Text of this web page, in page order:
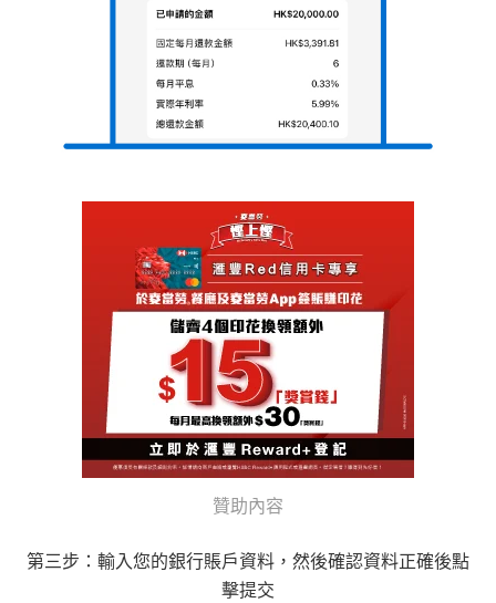
贊助內容
第三步：輸入您的銀行賬戶資料，然後確認資料正確後點
擊提交